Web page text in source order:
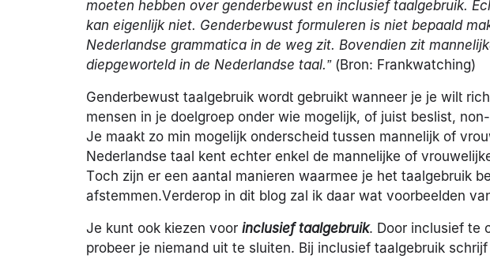
moeten hebben over genderbewust en inclusief taalgebruik.
kan eigenlijk niet. Genderbewust formuleren is niet bepaald
Nederlandse grammatica in de weg zit. Bovendien zit
diepgeworteld in de Nederlandse taal.”(Bron: Frankwatching)
Genderbewust taalgebruik wordt gebruikt wanneer je je wilt
mensen in je doelgroep onder wie mogelijk, of juist beslist,
Je maakt zo min mogelijk onderscheid tussen mannelijk of
Nederlandse taal kent echter enkel de mannelijke of
Toch zijn er een aantal manieren waarmee je het taalgebruik
afstemmen.Verderop in dit blog zal ik daar wat voorbeelden
Je kunt ook kiezen voor inclusief taalgebruik. Door inclusief te
probeer je niemand uit te sluiten. Bij inclusief taalgebruik